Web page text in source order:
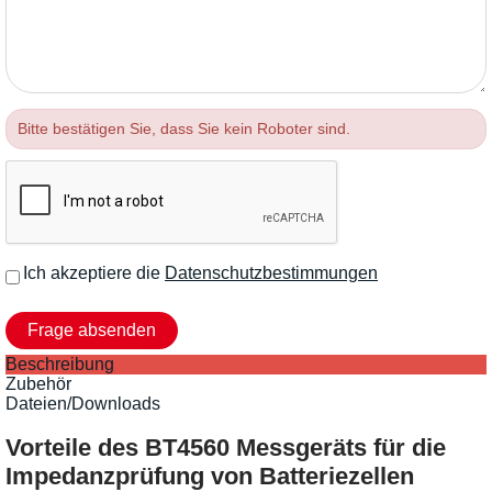
Bitte bestätigen Sie, dass Sie kein Roboter sind.
Ich akzeptiere die Datenschutzbestimmungen
Beschreibung
Zubehör
Dateien/Downloads
Vorteile des BT4560 Messgeräts für die
Impedanzprüfung von Batteriezellen